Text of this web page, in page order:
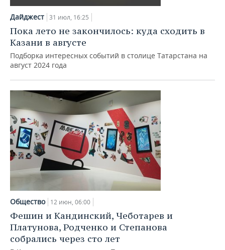
Дайджест 31 июл, 16:25
Пока лето не закончилось: куда сходить в
Казани в августе
Подборка интересных событий в столице Татарстана на
август 2024 года
Общество 12 июн, 06:00
Фешин и Кандинский, Чеботарев и
Платунова, Родченко и Степанова
собрались через сто лет